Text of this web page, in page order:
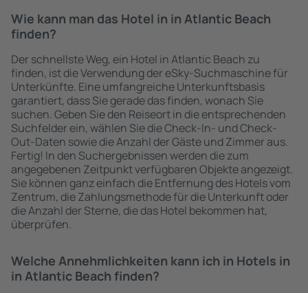
Wie kann man das Hotel in in Atlantic Beach
finden?
Der schnellste Weg, ein Hotel in Atlantic Beach zu
finden, ist die Verwendung der eSky-Suchmaschine für
Unterkünfte. Eine umfangreiche Unterkunftsbasis
garantiert, dass Sie gerade das finden, wonach Sie
suchen. Geben Sie den Reiseort in die entsprechenden
Suchfelder ein, wählen Sie die Check-In- und Check-
Out-Daten sowie die Anzahl der Gäste und Zimmer aus.
Fertig! In den Suchergebnissen werden die zum
angegebenen Zeitpunkt verfügbaren Objekte angezeigt.
Sie können ganz einfach die Entfernung des Hotels vom
Zentrum, die Zahlungsmethode für die Unterkunft oder
die Anzahl der Sterne, die das Hotel bekommen hat,
überprüfen.
Welche Annehmlichkeiten kann ich in Hotels in
in Atlantic Beach finden?